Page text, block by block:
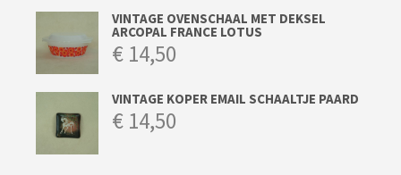
VINTAGE OVENSCHAAL MET DEKSEL
ARCOPAL FRANCE LOTUS
€ 14,50
VINTAGE KOPER EMAIL SCHAALTJE PAARD
€ 14,50